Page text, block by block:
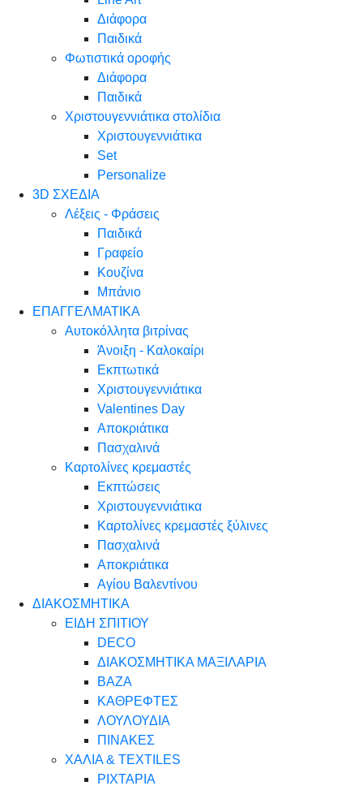
Διάφορα
Παιδικά
Φωτιστικά οροφής
Διάφορα
Παιδικά
Χριστουγεννιάτικα στολίδια
Χριστουγεννιάτικα
Set
Personalize
3D ΣΧΕΔΙΑ
Λέξεις - Φράσεις
Παιδικά
Γραφείο
Κουζίνα
Μπάνιο
ΕΠΑΓΓΕΛΜΑΤΙΚΑ
Αυτοκόλλητα βιτρίνας
Άνοιξη - Καλοκαίρι
Εκπτωτικά
Χριστουγεννιάτικα
Valentines Day
Αποκριάτικα
Πασχαλινά
Καρτολίνες κρεμαστές
Εκπτώσεις
Χριστουγεννιάτικα
Καρτολίνες κρεμαστές ξύλινες
Πασχαλινά
Αποκριάτικα
Αγίου Βαλεντίνου
ΔΙΑΚΟΣΜΗΤΙΚΑ
ΕΙΔΗ ΣΠΙΤΙΟΥ
DECO
ΔΙΑΚΟΣΜΗΤΙΚΑ ΜΑΞΙΛΑΡΙΑ
ΒΑΖΑ
ΚΑΘΡΕΦΤΕΣ
ΛΟΥΛΟΥΔΙΑ
ΠΙΝΑΚΕΣ
ΧΑΛΙΑ & TEXTILES
ΡΙΧΤΑΡΙΑ